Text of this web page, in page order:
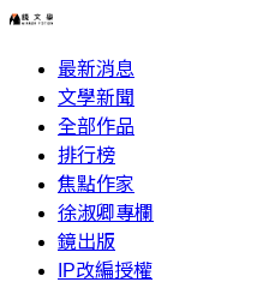
最新消息
文學新聞
全部作品
排行榜
焦點作家
徐淑卿專欄
鏡出版
IP改編授權